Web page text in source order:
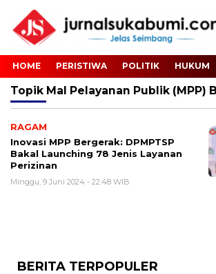
HOME PERISTIWA POLITIK HUKUM
Topik Mal Pelayanan Publik (MPP)
RAGAM
Inovasi MPP Bergerak: DPMPTSP
Bakal Launching 78 Jenis Layanan
Perizinan
Minggu, 9 Juni 2024 - 22:48 WIB
BERITA TERPOPULER